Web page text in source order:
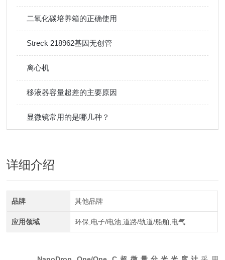
二氧化碳培养箱的正确使用
Streck 218962基因无创管
离心机
移液器容量超差的主要原因
显微镜常用的是哪几种？
详细介绍
品牌 其他品牌
应用领域 环保,电子/电池,道路/轨道/船舶,电气